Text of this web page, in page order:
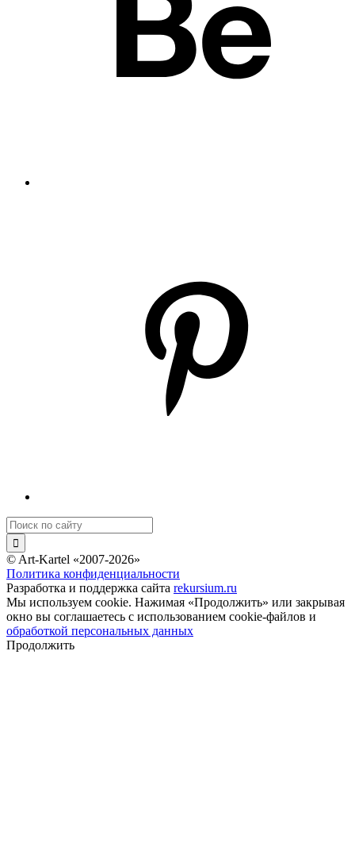
© Art-Kartel «2007-2026»
Политика конфиденциальности
Разработка и поддержка сайта rekursium.ru
Мы используем cookie. Нажимая «Продолжить» или закрывая
окно вы соглашаетесь с использованием cookie-файлов и
обработкой персональных данных
Продолжить